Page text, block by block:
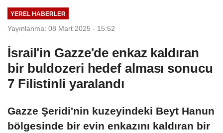
YEREL HABERLER
Yayınlanma: 08 Mart 2025 - 15:52
İsrail'in Gazze'de enkaz kaldıran
bir buldozeri hedef alması sonucu
7 Filistinli yaralandı
Gazze Şeridi'nin kuzeyindeki Beyt Hanun
bölgesinde bir evin enkazını kaldıran bir